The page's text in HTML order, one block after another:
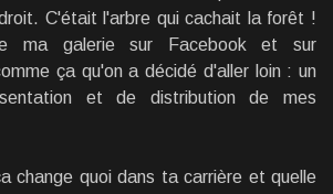
C'était l'arbre qui cachait la forêt !
ma galerie sur Facebook et sur
ça qu'on a décidé d'aller loin : un
et de distribution de mes
change quoi dans ta carrière et quelle